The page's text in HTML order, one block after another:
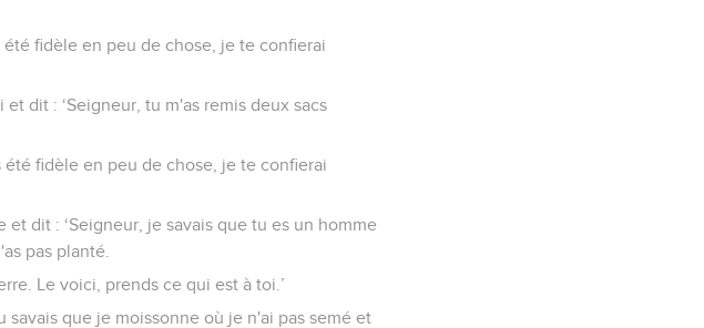
fidèle en peu de chose, je te confierai
dit : ‘Seigneur, tu m'as remis deux sacs
fidèle en peu de chose, je te confierai
dit : ‘Seigneur, je savais que tu es un homme
pas planté.
Le voici, prends ce qui est à toi.’
savais que je moissonne où je n'ai pas semé et